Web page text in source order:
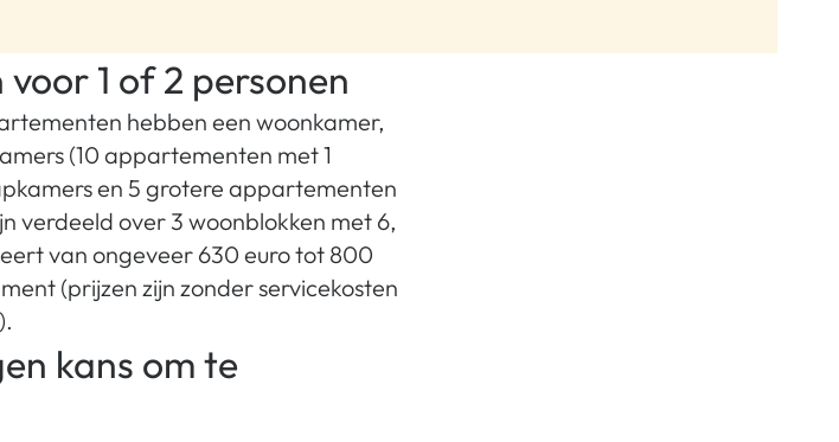
1 of 2 personen
hebben een woonkamer,
(10 appartementen met 1
en 5 grotere appartementen
verdeeld over 3 woonblokken met 6,
van ongeveer 630 euro tot 800
(prijzen zijn zonder servicekosten
kans om te